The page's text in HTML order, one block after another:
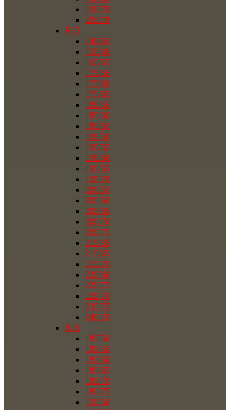
195/70
205/70
R15
145/65
155/60
165/65
175/55
175/60
175/65
185/55
185/60
185/65
195/50
195/55
195/60
195/65
195/70
205/55
205/60
205/65
205/70
205/75
215/55
215/65
215/70
225/60
225/75
235/70
235/75
245/70
R16
185/50
185/55
185/60
185/65
185/70
185/75
195/50